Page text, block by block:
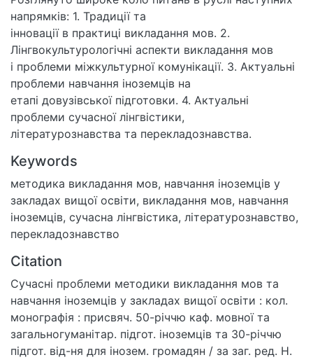
напрямків: 1. Традиції та
інновації в практиці викладання мов. 2.
Лінгвокультурологічні аспекти викладання мов
і проблеми міжкультурної комунікації. 3. Актуальні
проблеми навчання іноземців на
етапі довузівської підготовки. 4. Актуальні
проблеми сучасної лінгвістики,
літературознавства та перекладознавства.
Keywords
методика викладання мов, навчання іноземців у
закладах вищої освіти, викладання мов, навчання
іноземців, сучасна лінгвістика, літературознавство,
перекладознавство
Citation
Сучасні проблеми методики викладання мов та
навчання іноземців у закладах вищої освіти : кол.
монографія : присвяч. 50-річчю каф. мовної та
загальногуманітар. підгот. іноземців та 30-річчю
підгот. від-ня для інозем. громадян / за заг. ред. Н.